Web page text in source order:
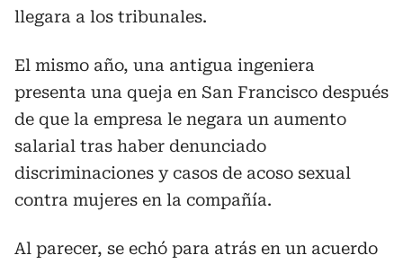
llegara a los tribunales.
El mismo año, una antigua ingeniera
presenta una queja en San Francisco después
de que la empresa le negara un aumento
salarial tras haber denunciado
discriminaciones y casos de acoso sexual
contra mujeres en la compañía.
Al parecer, se echó para atrás en un acuerdo